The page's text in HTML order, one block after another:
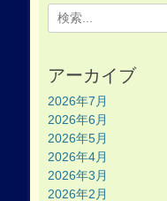
Search
for:
アーカイブ
2026年7月
2026年6月
2026年5月
2026年4月
2026年3月
2026年2月